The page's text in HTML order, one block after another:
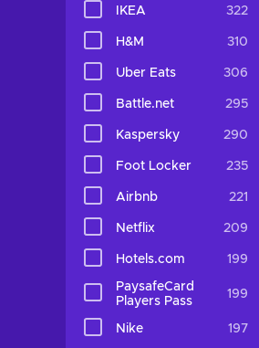
IKEA 322
H&M 310
Uber Eats 306
Battle.net 295
Kaspersky 290
Foot Locker 235
Airbnb 221
Netflix 209
Hotels.com 199
PaysafeCard
Players Pass
199
Nike 197